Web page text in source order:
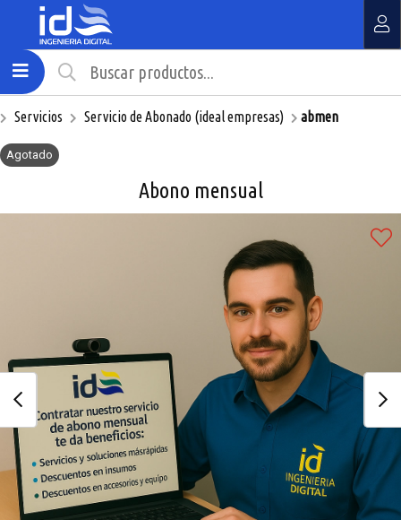
Compartir por email
¿Tienes cupón de descuento?
Aplicar
Servicios Servicio de Abonado (ideal empresas) abmen
Agotado
Abono mensual